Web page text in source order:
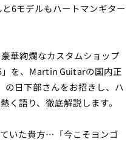
6モデルもハートマンギター
華絢爛なカスタムショップ
を、Martin Guitarの国内正
日下部さんをお招きし、ハ
く語り、徹底解説します。
ていた貴方…「今こそヨンゴ